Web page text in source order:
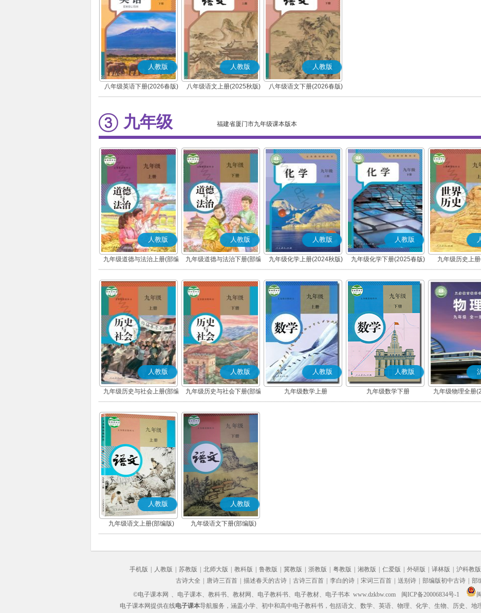
人教版
八年级英语下册(2026春版)
人教版
八年级语文上册(2025秋版)
(部编版)
人教版
八年级语文下册(2026春版)
(部编版)
九年级 福建省厦门市九年级课本版本
人教版
九年级道德与法治上册(部编
版)
人教版
九年级道德与法治下册(部编
版)
人教版
九年级化学上册(2024秋版)
人教版
九年级化学下册(2025春版) 九年级历史上
人教版
九年级历史与社会上册(部编
版)
人教版
九年级历史与社会下册(部编
版)
人教版
九年级数学上册
人教版
九年级数学下册 九年级物理全册
人教版
九年级语文上册(部编版)
人教版
九年级语文下册(部编版)
手机版 人教版 苏教版 北师大版 教科版 鲁教版 冀教版 浙教版 粤教版 湘教版 仁爱版 外研版 译林版 沪科教版
古诗大全
唐诗三百首 描述春天的古诗 古诗三百首 李白的诗 宋词三百首 送别诗 部编版初中古诗
部
©电子课本网 、电子课本、教科书、教材网、电子教科书、电子教材、电子书本 www.dzkbw.com 闽ICP备20006834号-1
电子课本网提供在线电子课本导航服务，涵盖小学、初中和高中电子教科书，包括语文、数学、英语、物理、化学、生物、历史、地